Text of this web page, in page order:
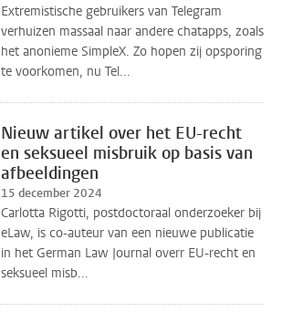
Extremistische gebruikers van Telegram
verhuizen massaal naar andere chatapps, zoals
het anonieme SimpleX. Zo hopen zij opsporing
te voorkomen, nu Tel...
Nieuw artikel over het EU-recht
en seksueel misbruik op basis van
afbeeldingen
15 december 2024
Carlotta Rigotti, postdoctoraal onderzoeker bij
eLaw, is co-auteur van een nieuwe publicatie
in het German Law Journal overr EU-recht en
seksueel misb...